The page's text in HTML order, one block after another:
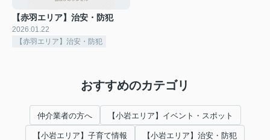
【赤羽エリア】治安・防犯
2026.01.22
【赤羽エリア】治安・防犯
おすすめのカテゴリ
仲介業者の方へ 【小岩エリア】イベント・スポット
【小岩エリア】子育て情報 【小岩エリア】治安・防犯